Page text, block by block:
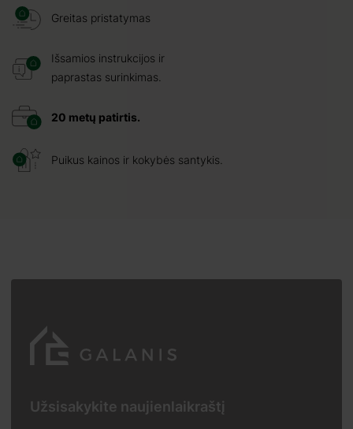
Greitas pristatymas
Išsamios instrukcijos ir
paprastas surinkimas.
20 metų patirtis.
Puikus kainos ir kokybės santykis.
Užsisakykite naujienlaikraštį